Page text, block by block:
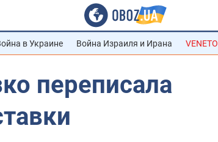
в Украине Война Израиля и Ирана VENETO
переписала